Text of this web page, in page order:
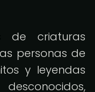
de criaturas
personas de
y leyendas